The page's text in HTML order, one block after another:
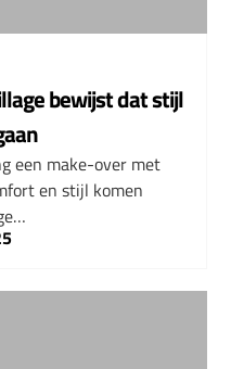
bewijst dat stijl
een make-over met
en stijl komen